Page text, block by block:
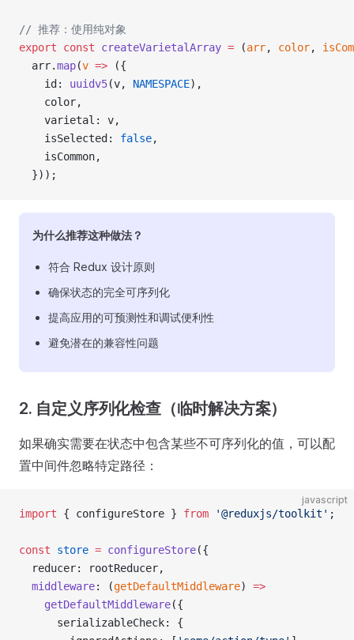
// 推荐：使用纯对象
export const createVarietalArray = (arr, color,
  arr.
map(v => ({
    id:
uuidv5(v, NAMESPACE),
    color,
    varietal: v,
    isSelected:
false,
    isCommon,
  }));
为什么推荐这种做法？
符合 Redux 设计原则
确保状态的完全可序列化
提高应用的可预测性和调试便利性
避免潜在的兼容性问题
2. 自定义序列化检查（临时解决方案）
如果确实需要在状态中包含某些不可序列化的值，可以配
置中间件忽略特定路径：
javascript
import { configureStore } from '@reduxjs/toolkit' ;
const store = configureStore({
  reducer: rootReducer,
  middleware
: (getDefaultMiddleware) =>
    getDefaultMiddleware
({
      serializableCheck: {